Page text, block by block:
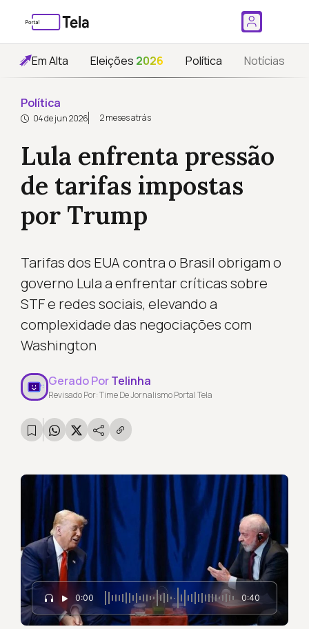
Em Alta Eleições 2026 Política Notícias
Política
04 de jun 2026 2 meses atrás
Lula enfrenta pressão
de tarifas impostas
por Trump
Tarifas dos EUA contra o Brasil obrigam o
governo Lula a enfrentar críticas sobre
STF e redes sociais, elevando a
complexidade das negociações com
Washington
Gerado PorTelinha
Revisado Por: Time De Jornalismo Portal Tela
0:00 0:40